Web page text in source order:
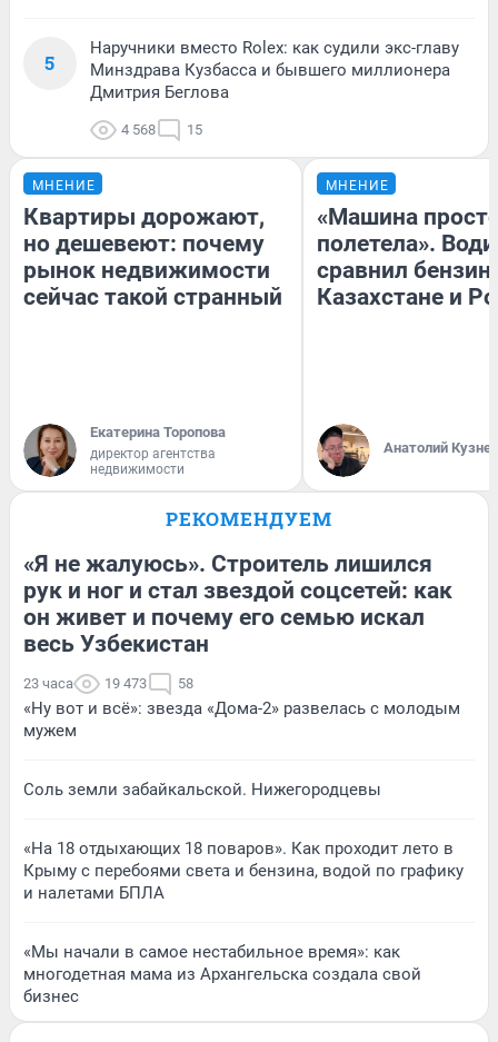
5
Наручники вместо Rolex: как судили экс-главу
Минздрава Кузбасса и бывшего миллионера
Дмитрия Беглова
4 568 15
МНЕНИЕ
Квартиры дорожают,
но дешевеют: почему
рынок недвижимости
сейчас такой странный
Екатерина Торопова
директор агентства
недвижимости
МНЕНИЕ
«Машина
полетела».
сравнил бензин
Казахстане и
Анатолий
РЕКОМЕНДУЕМ
«Я не жалуюсь». Строитель лишился
рук и ног и стал звездой соцсетей: как
он живет и почему его семью искал
весь Узбекистан
23 часа 19 473 58
«Ну вот и всё»: звезда «Дома-2» развелась с молодым
мужем
Соль земли забайкальской. Нижегородцевы
«На 18 отдыхающих 18 поваров». Как проходит лето в
Крыму с перебоями света и бензина, водой по графику
и налетами БПЛА
«Мы начали в самое нестабильное время»: как
многодетная мама из Архангельска создала свой
бизнес